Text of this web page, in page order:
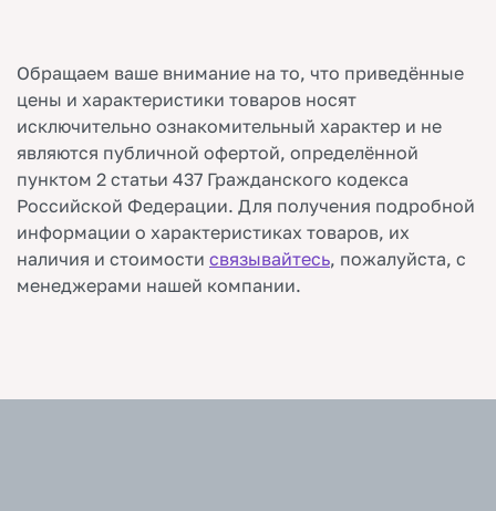
Обращаем ваше внимание на то, что приведённые
цены и характеристики товаров носят
исключительно ознакомительный характер и не
являются публичной офертой, определённой
пунктом 2 статьи 437 Гражданского кодекса
Российской Федерации. Для получения подробной
информации о характеристиках товаров, их
наличия и стоимости связывайтесь, пожалуйста, с
менеджерами нашей компании.